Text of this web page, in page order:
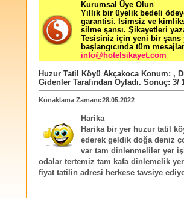
Kurumsal Üye Olun
Yıllık bir üyelik bedeli
garantisi. İsimsiz ve
silme şansı. Şikayetleri
Tesisiniz için yeni bir şans
başlangıcında tüm
info@hotelsikayet.com
Huzur Tatil Köyü AkçakocaKonum: ,
Gidenler Tarafından Oyladı. Sonuç: 3/
Konaklama Zamanı:28.05.2022
Harika
Harika bir yer huzur tatil
ederek geldik doğa deniz
var tam dinlenmeliler yer
odalar tertemiz tam kafa dinlemelik
fiyat tatilin adresi herkese tavsiye